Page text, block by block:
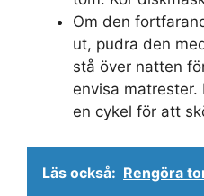
Om den
ut, pudra den
stå över natten
envisa matrester.
en cykel för att
Läs också: Rengöra